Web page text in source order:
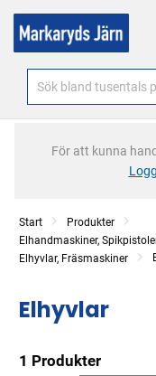
För att kunna
Start
Produkter
Elhandmaskiner,
Elhyvlar, Fräsmaskiner
Elhyvlar
1 Produkter